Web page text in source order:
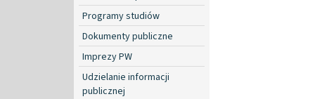
Programy studiów
Dokumenty publiczne
Imprezy PW
Udzielanie informacji
publicznej